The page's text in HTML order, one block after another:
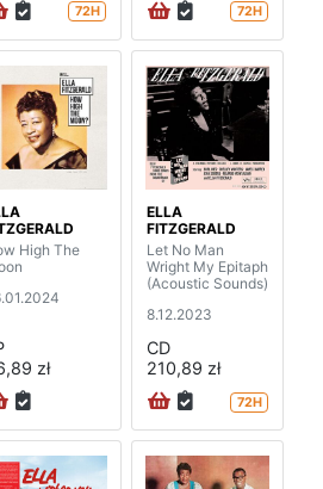
72H 72H
High The
zł
ELLA
FITZGERALD
Let No Man
Wright My Epitaph
(Acoustic Sounds)
8.12.2023
CD
210,89 zł
72H